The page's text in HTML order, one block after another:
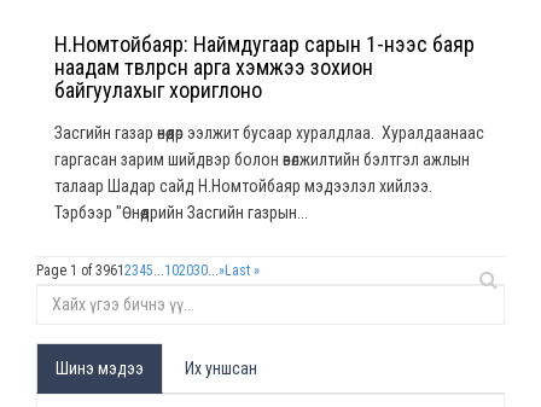
Н.Номтойбаяр: Наймдугаар сарын 1-нээс баяр
наадам төвлөрсөн арга хэмжээ зохион
байгуулахыг хориглоно
Засгийн газар өнөөдөр ээлжит бусаар хуралдлаа. Хуралдаанаас
гаргасан зарим шийдвэр болон өвөлжилтийн бэлтгэл ажлын
талаар Шадар сайд Н.Номтойбаяр мэдээлэл хийлээ.
Тэрбээр "Өнөөдрийн Засгийн газрын...
Page 1 of 39612345 102030 »Last »
Шинэ мэдээ Их уншсан